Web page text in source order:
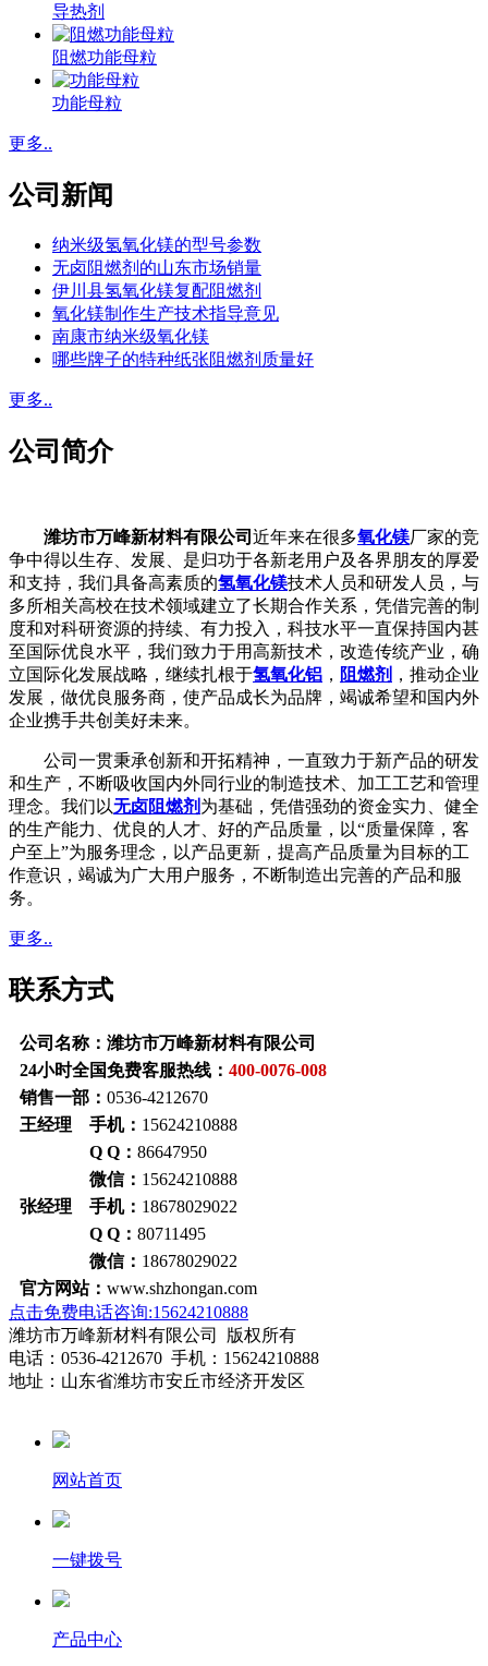
导热剂
阻燃功能母粒
功能母粒
更多..
公司新闻
纳米级氢氧化镁的型号参数
无卤阻燃剂的山东市场销量
伊川县氢氧化镁复配阻燃剂
氧化镁制作生产技术指导意见
南康市纳米级氧化镁
哪些牌子的特种纸张阻燃剂质量好
更多..
公司简介
潍坊市万峰新材料有限公司 近年来在很多氧化镁厂家的竞
争中得以生存、发展、是归功于各新老用户及各界朋友的厚爱
和支持，我们具备高素质的氢氧化镁技术人员和研发人员，与
多所相关高校在技术领域建立了长期合作关系，凭借完善的制
度和对科研资源的持续、有力投入，科技水平一直保持国内甚
至国际优良水平，我们致力于用高新技术，改造传统产业，确
立国际化发展战略，继续扎根于氢氧化铝 ， 阻燃剂 ，推动企业
发展，做优良服务商，使产品成长为品牌，竭诚希望和国内外
企业携手共创美好未来。
公司一贯秉承创新和开拓精神，一直致力于新产品的研发
和生产，不断吸收国内外同行业的制造技术、加工工艺和管理
理念。我们以无卤阻燃剂 为基础，凭借强劲的资金实力、健全
的生产能力、优良的人才、好的产品质量，以“质量保障，客
户至上”为服务理念，以产品更新，提高产品质量为目标的工
作意识，竭诚为广大用户服务，不断制造出完善的产品和服
务。
更多..
联系方式
公司名称：潍坊市万峰新材料有限公司
24小时全国免费客服热线： 400-0076-008
销售一部： 0536-4212670
王经理 手机： 15624210888
Q Q： 86647950
微信： 15624210888
张经理 手机： 18678029022
Q Q： 80711495
微信： 18678029022
官方网站： www.shzhongan.com
点击免费电话咨询:15624210888
潍坊市万峰新材料有限公司 版权所有
电话：0536-4212670 手机：15624210888
地址：山东省潍坊市安丘市经济开发区
网站首页
一键拨号
产品中心